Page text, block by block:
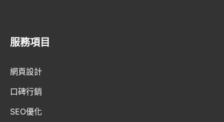
服務項目
網頁設計
口碑行銷
SEO優化